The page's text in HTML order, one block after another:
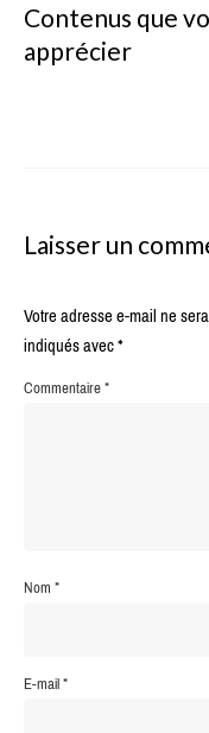
Contenus que
apprécier
Laisser un
Votre adresse e-mail ne
indiqués avec*
Commentaire*
Nom*
E-mail*